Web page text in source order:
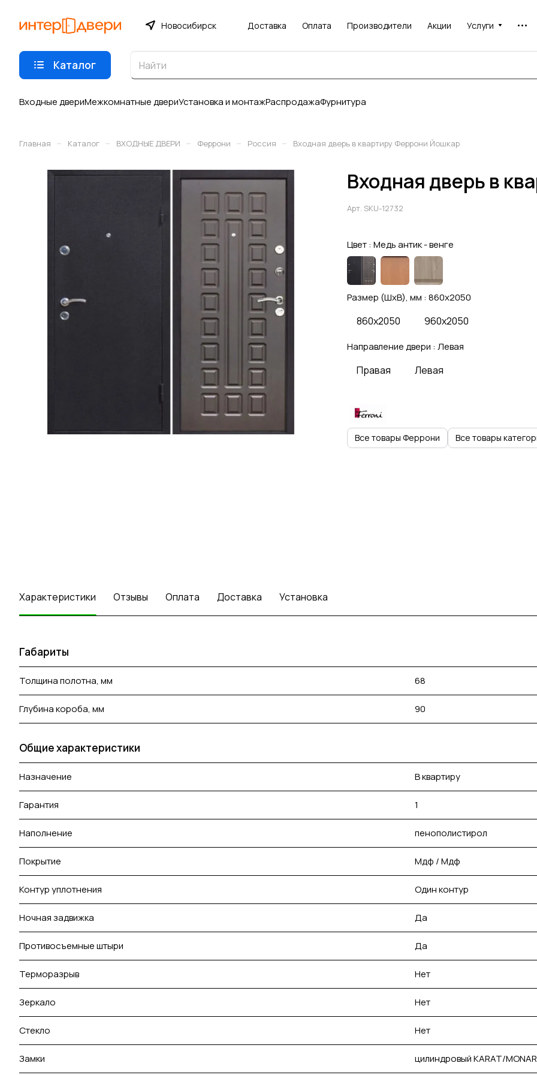
Новосибирск Доставка Оплата Производители Акции Услуги
Каталог
Входные двериМежкомнатные двериУстановка и монтажРаспродажаФурнитура
Главная – Каталог – ВХОДНЫЕ ДВЕРИ – Феррони – Россия – Входная дверь в квартиру Феррони Йошкар
Входная дверь в
Арт. SKU-12732
Цвет : Медь антик - венге
Размер (ШхВ), мм : 860x2050
860x2050 960x2050
Направление двери : Левая
Правая Левая
Все товары Феррони Все товары
Характеристики Отзывы Оплата Доставка Установка
Габариты
Толщина полотна, мм 68
Глубина короба, мм 90
Общие характеристики
Назначение В квартиру
Гарантия 1
Наполнение пенополистирол
Покрытие Мдф / Мдф
Контур уплотнения Один контур
Ночная задвижка Да
Противосъемные штыри Да
Терморазрыв Нет
Зеркало Нет
Стекло Нет
Замки цилиндровый KARAT/